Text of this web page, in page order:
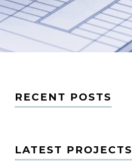
RECENT POSTS
LATEST PROJECTS